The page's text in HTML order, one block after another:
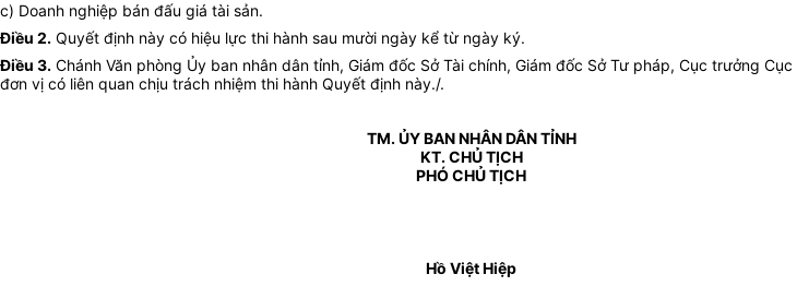
c) Doanh nghiệp bán đấu giá tài sản.
Điều 2. Quyết định này có hiệu lực thi hành sau mười ngày kể từ ngày ký.
Điều 3. Chánh Văn phòng Ủy ban nhân dân tỉnh, Giám đốc Sở Tài chính, Giám đốc Sở Tư pháp, Cục trưởng
đơn vị có liên quan chịu trách nhiệm thi hành Quyết định này./.
TM. ỦY BAN NHÂN DÂN TỈNH
KT. CHỦ TỊCH
PHÓ CHỦ TỊCH
Hồ Việt Hiệp